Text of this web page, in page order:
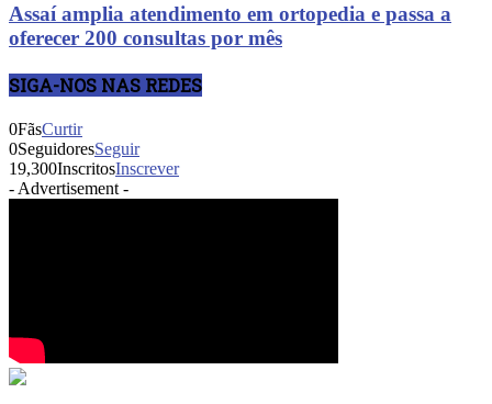
Assaí amplia atendimento em ortopedia e passa a
oferecer 200 consultas por mês
SIGA-NOS NAS REDES
0FãsCurtir
0SeguidoresSeguir
19,300InscritosInscrever
- Advertisement -